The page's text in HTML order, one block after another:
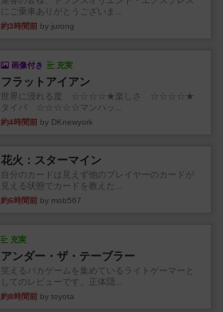
にご乗車ありがとうございま...
約3時間前 by jurong
画像付き 充実
フラットアイアン
世界に浸れる度 ☆☆☆☆★楽しさ ☆☆☆☆★
タイパ ☆☆☆☆☆マンハッ...
約4時間前 by DKnewyork
花火：スターマイン
自分のカードは見えず他のプレイヤーのカードが
見える状態でカードを教えた...
約6時間前 by mob567
充実
アンダー・ザ・テーブラー
笑えるバカゲームを集めているライトゲーマーと
してのレビューです。正体隠...
約8時間前 by toyota